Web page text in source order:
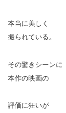
本当に美しく
撮られている。
その驚きシーンに
本作の映画の
評価に狂いが